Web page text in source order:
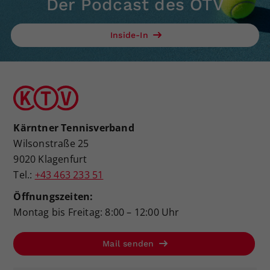
Der Podcast des ÖTV
Inside-In
Kärntner Tennisverband
Wilsonstraße 25
9020 Klagenfurt
Tel.: +43 463 233 51
Öffnungszeiten:
Montag bis Freitag: 8:00 – 12:00 Uhr
Mail senden
Dieser Wert speichert Ihre Consent-
zufällig generierte ID, für die